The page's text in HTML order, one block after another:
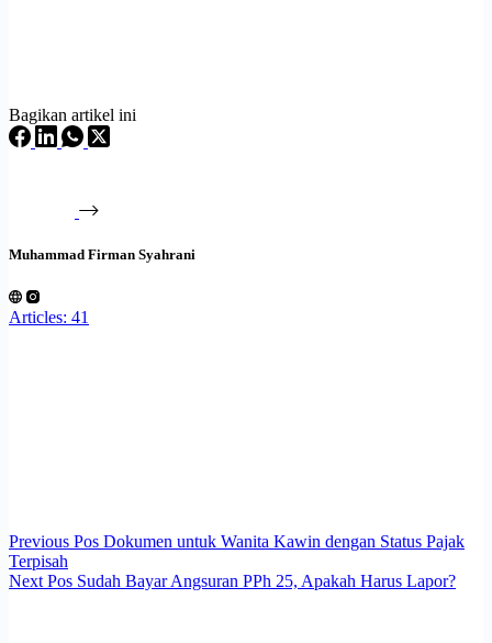
Bagikan artikel ini
Muhammad Firman Syahrani
Articles: 41
Previous Pos Dokumen untuk Wanita Kawin dengan Status Pajak
Terpisah
Next Pos Sudah Bayar Angsuran PPh 25, Apakah Harus Lapor?